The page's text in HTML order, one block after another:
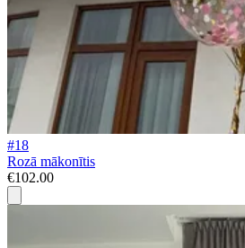
#18
Rozā mākonītis
€102.00